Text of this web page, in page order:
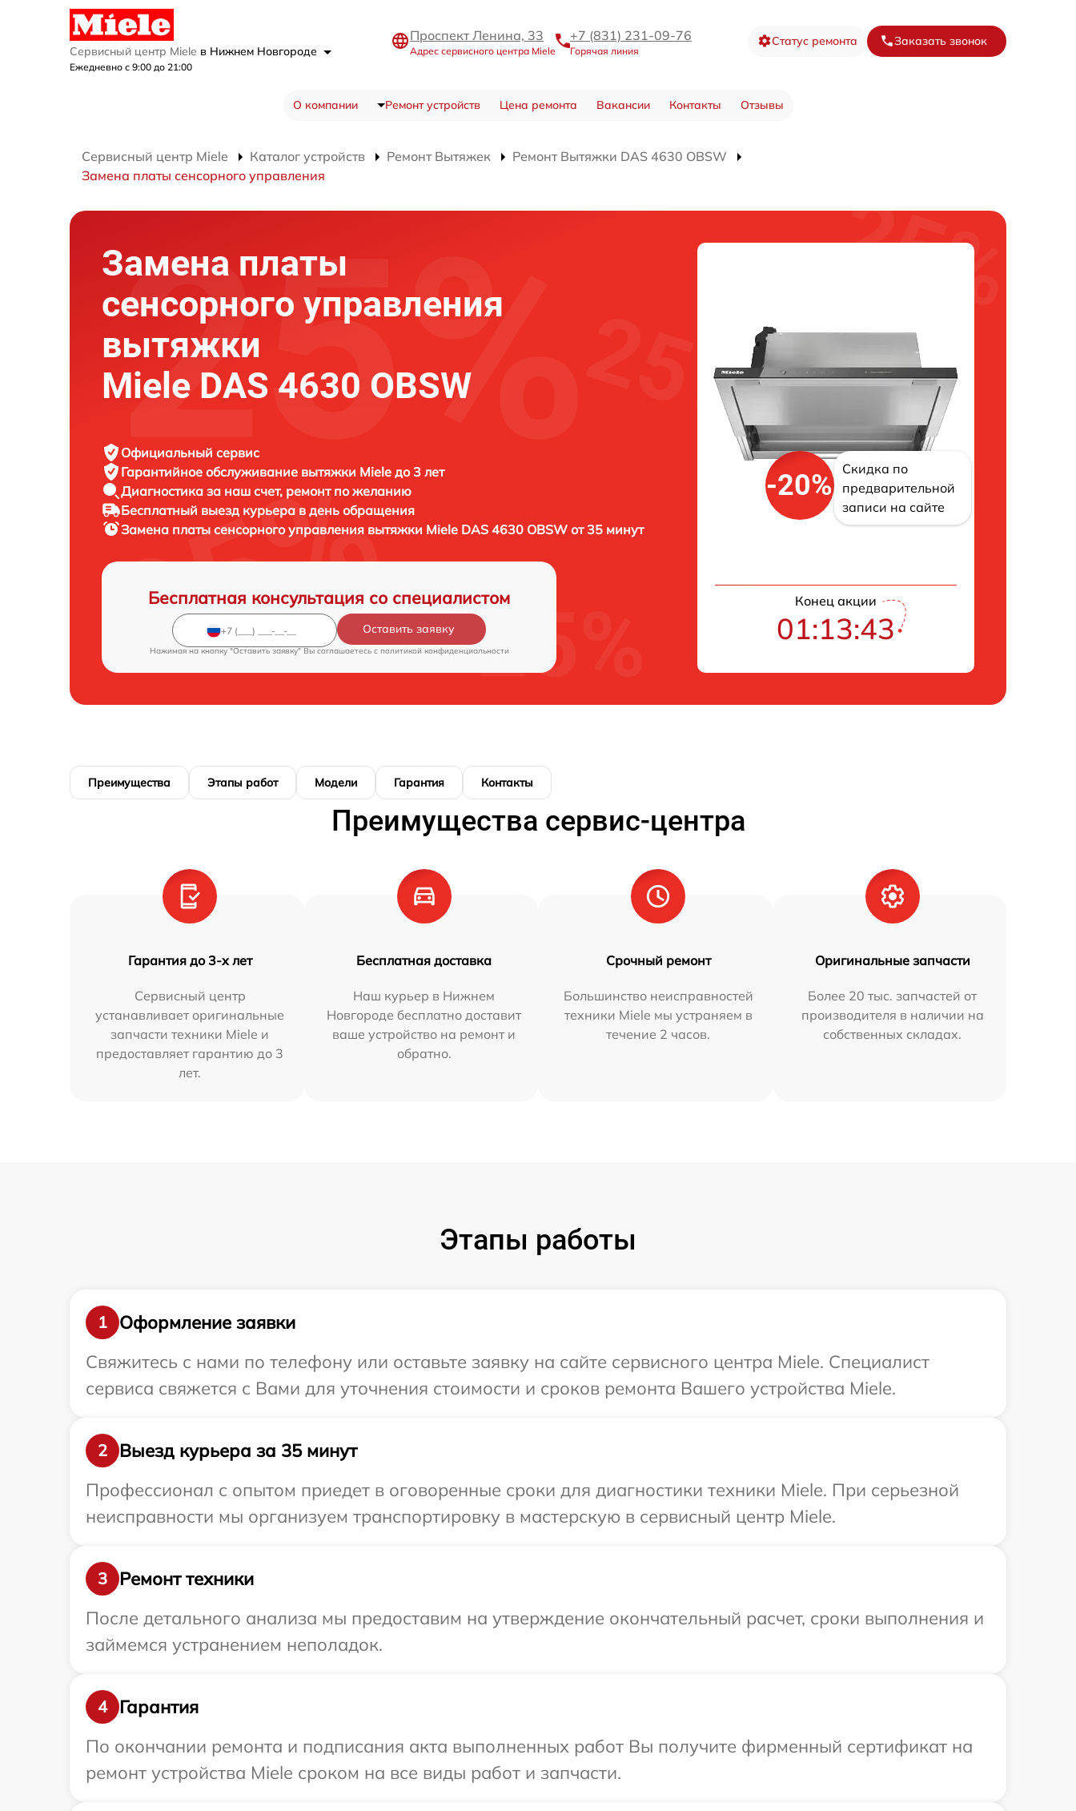
Сервисный центр Miele в Нижнем Новгороде
Ежедневно с 9:00 до 21:00
Проспект Ленина, 33
Адрес сервисного центра Miele
+7 (831) 231-09-76
Горячая линия
Статус ремонта Заказать звонок
О компании Ремонт устройств Цена ремонта Вакансии Контакты Отзывы
Сервисный центр Miele Каталог устройств Ремонт Вытяжек
Ремонт Вытяжки DAS 4630 OBSW
Замена платы сенсорного управления
Замена платы
сенсорного управления
вытяжки
Miele DAS 4630 OBSW
Официальный сервис
Гарантийное обслуживание вытяжки Miele до 3 лет
Диагностика за наш счет, ремонт по желанию
Бесплатный выезд курьера в день обращения
Замена платы сенсорного управления вытяжки Miele DAS 4630 OBSW от 35 минут
Бесплатная консультация со специалистом
Оставить заявку
Нажимая на кнопку "Оставить заявку" Вы соглашаетесь c политикой конфиденциальности
-20%
Скидка по
предварительной
записи на сайте
Конец акции
01:13:42
Преимущества Этапы работ Модели Гарантия Контакты
Преимущества сервис-центра
Гарантия до 3-х лет
Сервисный центр
устанавливает оригинальные
запчасти техники Miele и
предоставляет гарантию до 3
лет.
Бесплатная доставка
Наш курьер в Нижнем
Новгороде бесплатно доставит
ваше устройство на ремонт и
обратно.
Срочный ремонт
Большинство неисправностей
техники Miele мы устраняем в
течение 2 часов.
Оригинальные запчасти
Более 20 тыс. запчастей от
производителя в наличии на
собственных складах.
Этапы работы
1
Оформление заявки
Свяжитесь с нами по телефону или оставьте заявку на сайте сервисного центра Miele. Специалист
сервиса свяжется с Вами для уточнения стоимости и сроков ремонта Вашего устройства Miele.
2
Выезд курьера за 35 минут
Профессионал с опытом приедет в оговоренные сроки для диагностики техники Miele. При серьезной
неисправности мы организуем транспортировку в мастерскую в сервисный центр Miele.
3
Ремонт техники
После детального анализа мы предоставим на утверждение окончательный расчет, сроки выполнения и
займемся устранением неполадок.
4
Гарантия
По окончании ремонта и подписания акта выполненных работ Вы получите фирменный сертификат на
ремонт устройства Miele сроком на все виды работ и запчасти.